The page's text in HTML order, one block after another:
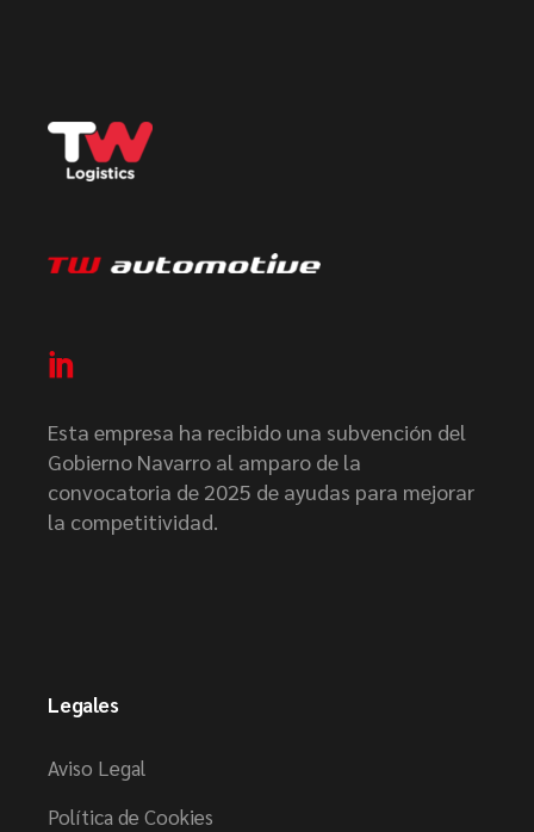
Esta empresa ha recibido una subvención del
Gobierno Navarro al amparo de la
convocatoria de 2025 de ayudas para mejorar
la competitividad.
Legales
Aviso Legal
Política de Cookies